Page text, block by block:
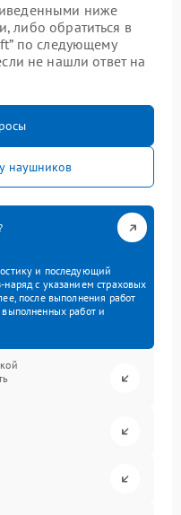
ниже
либо обратиться в
по следующему
не нашли ответ на
наушников
и последующий
наряд с указанием страховых
после выполнения работ
работ и